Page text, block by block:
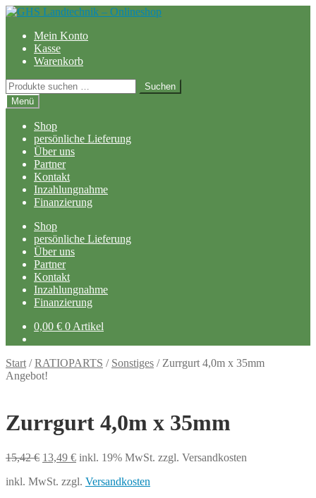
Zur
springen
Zum
springenMein Konto
Kasse
Warenkorb
Suchen
nach:
Suchen
Menü
Shop
persönliche Lieferung
Über uns
Partner
Kontakt
Inzahlungnahme
Finanzierung
Shop
persönliche Lieferung
Über uns
Partner
Kontakt
Inzahlungnahme
Finanzierung
0,00 € 0 Artikel
Start /RATIOPARTS / Sonstiges / Zurrgurt 4,0m x 35mm
Angebot!
Zurrgurt 4,0m x 35mm
15,42€ Ursprünglicher
war:
13,49 €Aktueller
ist:
inkl. 19% MwSt. zzgl. Versandkosten
inkl. MwSt. zzgl. Versandkosten